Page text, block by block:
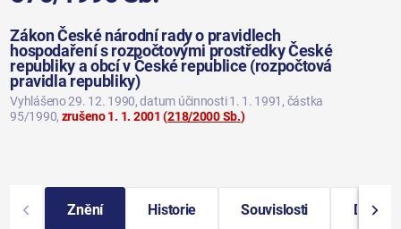
Zákon České národní rady o pravidlech
hospodaření s rozpočtovými prostředky České
republiky a obcí v České republice (rozpočtová
pravidla republiky)
Vyhlášeno 29. 12. 1990, datum účinnosti 1. 1. 1991 , částka
95/1990, zrušeno 1. 1. 2001 (218/2000 Sb.)
Znění Historie Souvislosti Další